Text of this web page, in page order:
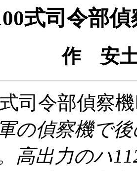
式司令部
作 安
司令部偵察
の偵察機で
高出力のハ